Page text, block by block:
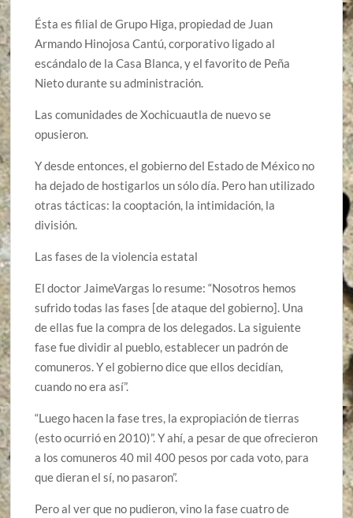
Ésta es filial de Grupo Higa, propiedad de Juan
Armando Hinojosa Cantú, corporativo ligado al
escándalo de la Casa Blanca, y el favorito de Peña
Nieto durante su administración.
Las comunidades de Xochicuautla de nuevo se
opusieron.
Y desde entonces, el gobierno del Estado de México no
ha dejado de hostigarlos un sólo día. Pero han utilizado
otras tácticas: la cooptación, la intimidación, la
división.
Las fases de la violencia estatal
El doctor JaimeVargas lo resume: “Nosotros hemos
sufrido todas las fases [de ataque del gobierno]. Una
de ellas fue la compra de los delegados. La siguiente
fase fue dividir al pueblo, establecer un padrón de
comuneros. Y el gobierno dice que ellos decidían,
cuando no era así”.
“Luego hacen la fase tres, la expropiación de tierras
(esto ocurrió en 2010)”. Y ahí, a pesar de que ofrecieron
a los comuneros 40 mil 400 pesos por cada voto, para
que dieran el sí, no pasaron”.
Pero al ver que no pudieron, vino la fase cuatro de